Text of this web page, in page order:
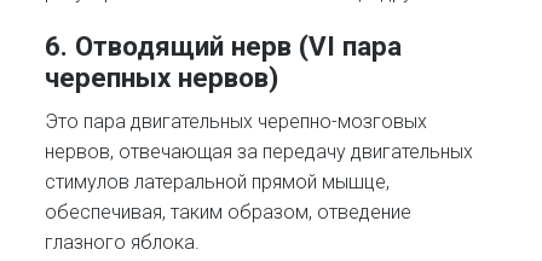
6. Отводящий нерв (VI пара
черепных нервов)
Это пара двигательных черепно-мозговых
нервов, отвечающая за передачу двигательных
стимулов латеральной прямой мышце,
обеспечивая, таким образом, отведение
глазного яблока.